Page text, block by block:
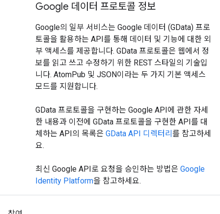
Google 데이터 프로토콜 정보
Google의 일부 서비스는 Google 데이터 (GData) 프로
토콜을 활용하는 API를 통해 데이터 및 기능에 대한 외
부 액세스를 제공합니다. GData 프로토콜은 웹에서 정
보를 읽고 쓰고 수정하기 위한 REST 스타일의 기술입
니다. AtomPub 및 JSON이라는 두 가지 기본 액세스
모드를 지원합니다.
GData 프로토콜을 구현하는 Google API에 관한 자세
한 내용과 이전에 GData 프로토콜을 구현한 API를 대
체하는 API의 목록은 GData API 디렉터리 를 참고하세
요.
최신 Google API로 요청을 승인하는 방법은 Google
Identity Platform을 참고하세요.